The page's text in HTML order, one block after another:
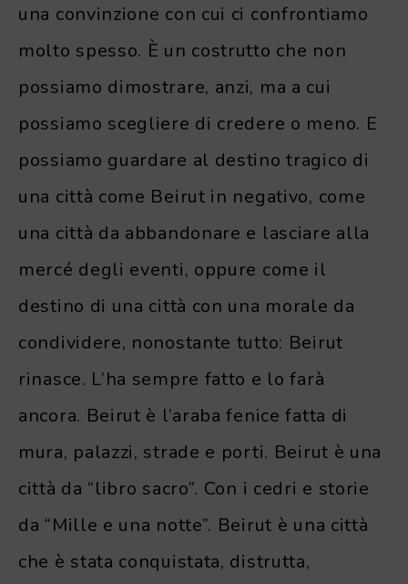
una convinzione con cui ci confrontiamo
molto spesso. È un costrutto che non
possiamo dimostrare, anzi, ma a cui
possiamo scegliere di credere o meno. E
possiamo guardare al destino tragico di
una città come Beirut in negativo, come
una città da abbandonare e lasciare alla
mercé degli eventi, oppure come il
destino di una città con una morale da
condividere, nonostante tutto: Beirut
rinasce. L’ha sempre fatto e lo farà
ancora. Beirut è l’araba fenice fatta di
mura, palazzi, strade e porti. Beirut è una
città da “libro sacro”. Con i cedri e storie
da “Mille e una notte”. Beirut è una città
che è stata conquistata, distrutta,